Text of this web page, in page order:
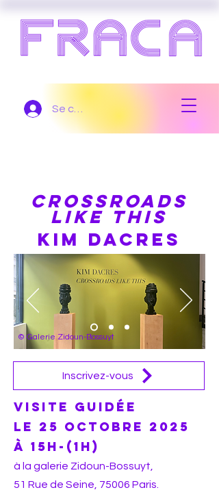
Se connecter
LES
rencontres
CROSSROADS
LIKE THIS
KIM DACRES
© Galerie Zidoun-Bossuyt
Inscrivez-vous
Visite guidée
le 25 Octobre 2025
à 15h-(1h)
à la galerie Zidoun-Bossuyt,
51 Rue de Seine, 75006 Paris.